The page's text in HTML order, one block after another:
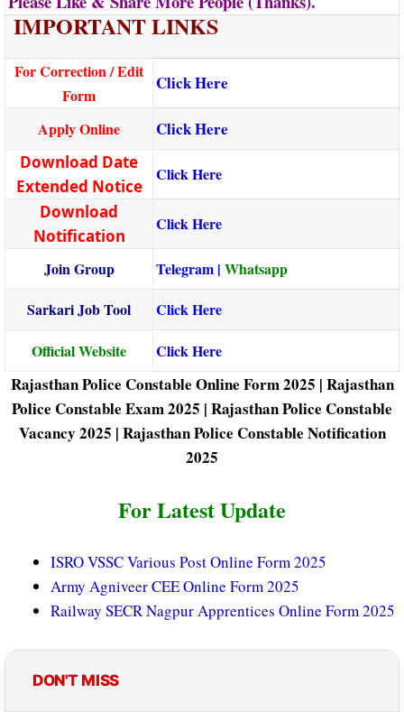
IMPORTANT LINKS
For Correction / Edit
Form
Click Here
Apply Online Click Here
Download Date
Extended Notice
Click Here
Download
Notification
Click Here
Join Group Telegram | Whatsapp
Sarkari Job Tool
Click Here
Official Website
Click Here
Rajasthan Police Constable Online Form 2025 | Rajasthan
Police Constable Exam 2025 | Rajasthan Police Constable
Vacancy 2025 | Rajasthan Police Constable Notification
2025
For Latest Update
ISRO VSSC Various Post Online Form 2025
Army Agniveer CEE Online Form 2025
Railway SECR Nagpur Apprentices Online Form 2025
DON'T MISS